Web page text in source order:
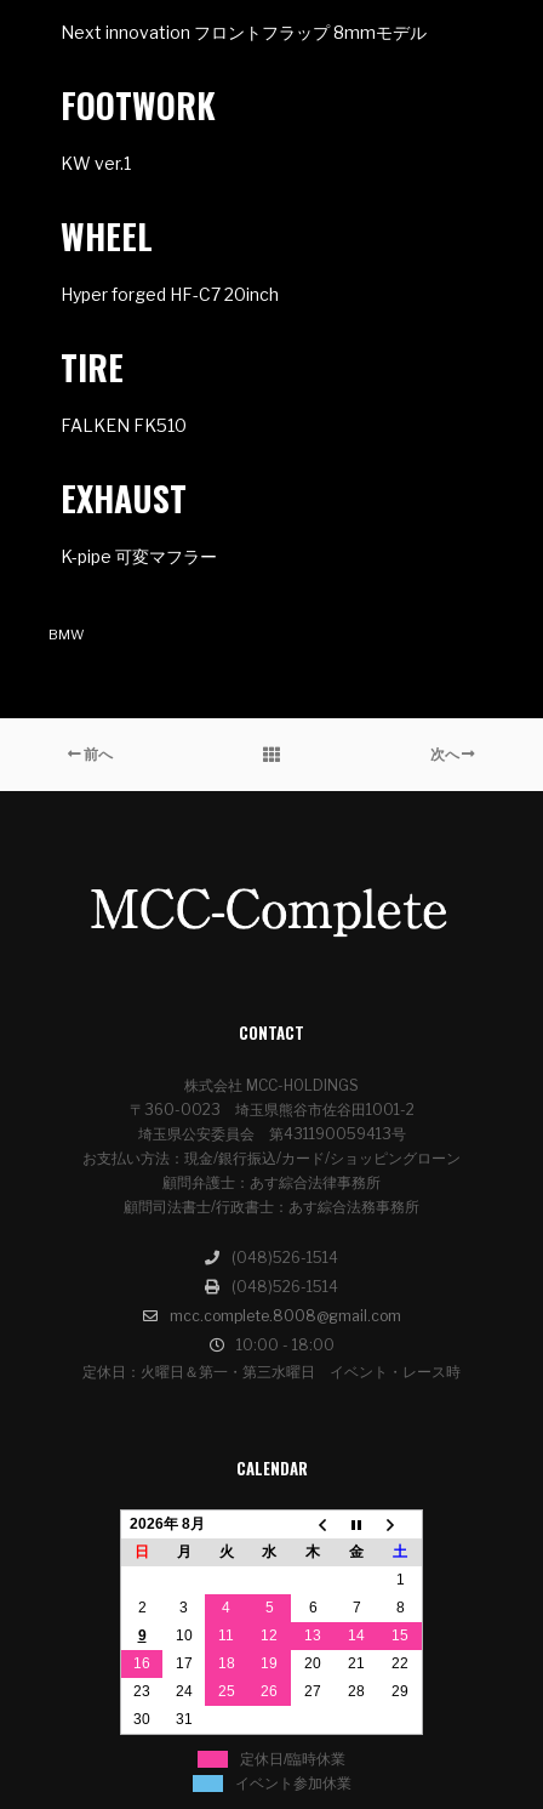
Next innovation フロントフラップ 8mmモデル
FOOTWORK
KW ver.1
WHEEL
Hyper forged HF-C7 20inch
TIRE
FALKEN FK510
EXHAUST
K-pipe 可変マフラー
BMW
前へ 次へ
CONTACT
株式会社 MCC-HOLDINGS
〒360-0023 埼玉県熊谷市佐谷田1001-2
埼玉県公安委員会 第431190059413号
お支払い方法：現金/銀行振込/カード/ショッピングローン
顧問弁護士：あす綜合法律事務所
顧問司法書士/行政書士：あす綜合法務事務所
(048)526-1514
(048)526-1514
mcc.complete.8008@gmail.com
10:00 - 18:00
定休日：火曜日＆第一・第三水曜日 イベント・レース時
CALENDAR
2026年 8月
日
月 火 水 木 金
土
1
2
3 4 5 6 7
8
9
10 11 12 13 14
15
16
17 18 19 20 21
22
23
24 25 26 27 28
29
30
31
定休日/臨時休業
イベント参加休業